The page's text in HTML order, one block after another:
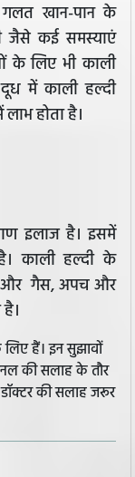
खान-पान के
जैसे कई समस्याएं
के लिए भी काली
में काली हल्दी
होता है।
इलाज है। इसमें
काली हल्दी के
और गैस, अपच और
हैं। इन सुझावों
की सलाह के तौर
की सलाह जरूर